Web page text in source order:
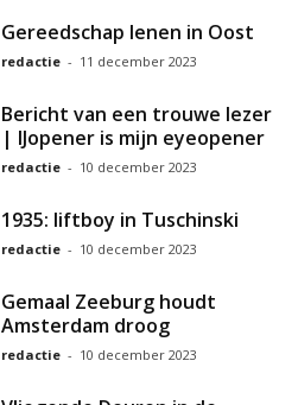
Gereedschap lenen in Oost
redactie - 11 december 2023
Bericht van een trouwe lezer
| IJopener is mijn eyeopener
redactie - 10 december 2023
1935: liftboy in Tuschinski
redactie - 10 december 2023
Gemaal Zeeburg houdt
Amsterdam droog
redactie - 10 december 2023